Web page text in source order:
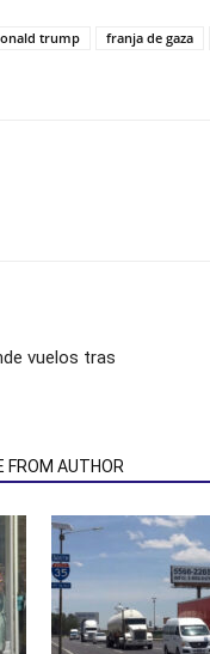
trump franja de gaza
vuelos tras
FROM AUTHOR